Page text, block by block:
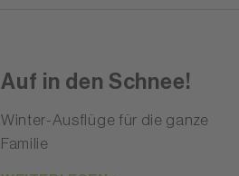
Auf in den Schnee!
Winter-Ausflüge für die ganze
Familie